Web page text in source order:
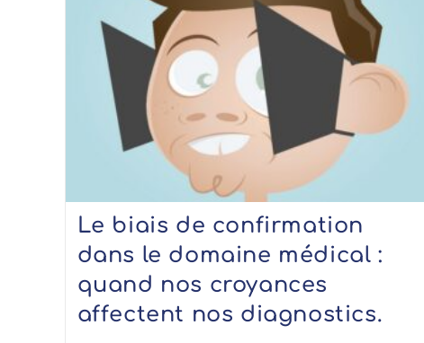
Le biais de confirmation
dans le domaine médical :
quand nos croyances
affectent nos diagnostics.